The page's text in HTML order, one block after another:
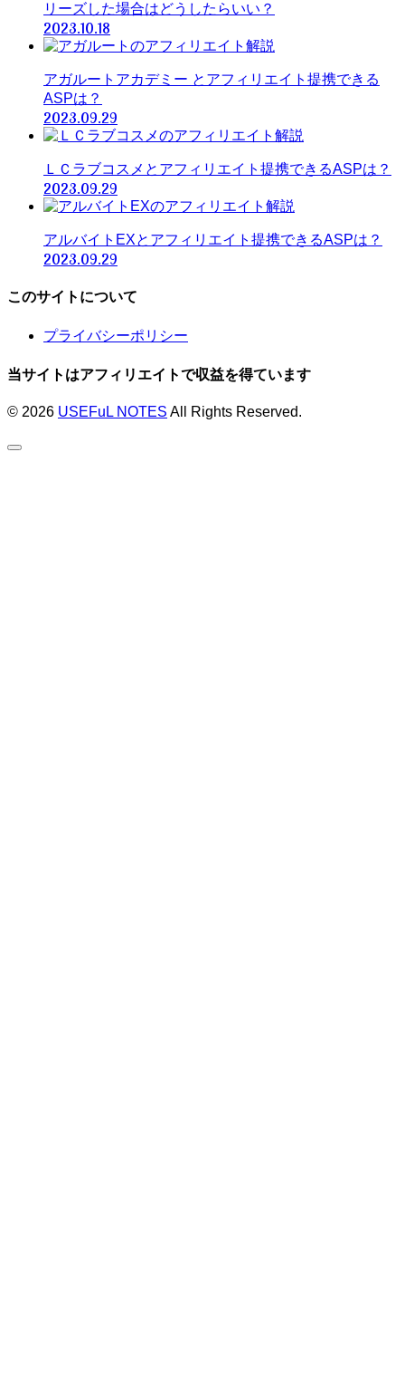
リーズした場合はどうしたらいい？
2023.10.18
アガルートアカデミー とアフィリエイト提携できる
ASPは？
2023.09.29
ＬＣラブコスメとアフィリエイト提携できるASPは？
2023.09.29
アルバイトEXとアフィリエイト提携できるASPは？
2023.09.29
このサイトについて
プライバシーポリシー
当サイトはアフィリエイトで収益を得ています
© 2026 USEFuL NOTES All Rights Reserved.